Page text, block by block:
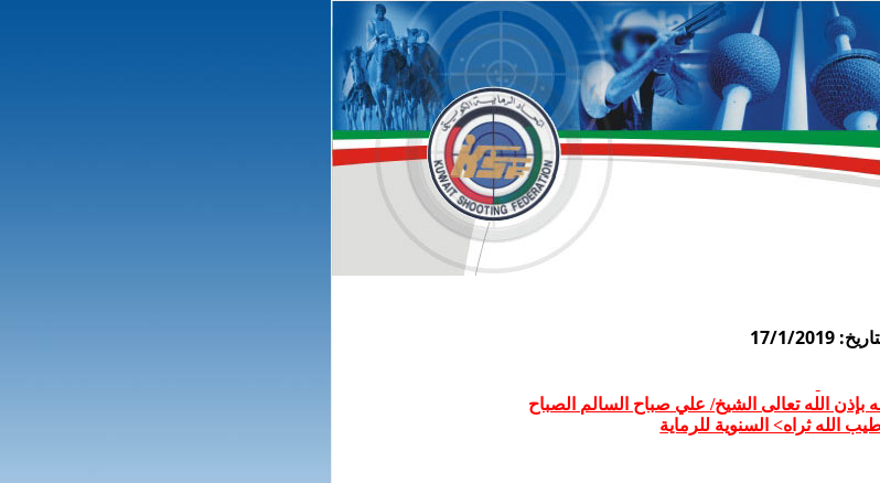
17/1/2019
الله تعالى الشيخ/ علي صباح السالم الصباح
ثراه> السنوية للرماية